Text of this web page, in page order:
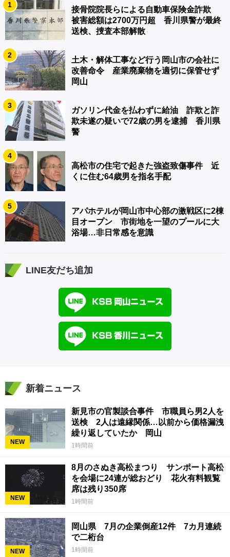
1
接骨院院長らによる自動車保険金詐欺
被害総額は2700万円超 香川県警が最終
送検、捜査本部解散
2
土木・解体工事など行う岡山市の会社に
改善命令 産業廃棄物を適切に保管せず
岡山
3
ガソリン代金を払わずに給油 詐欺と詐
欺未遂の疑いで72歳の男を逮捕 香川県
警
4
高松市の住宅で起きた強盗致傷事件 近
くに住む64歳男を指名手配
5
アパホテルが岡山市中心部の激戦区に2棟
目オープン 市街地を一望のプールに大
浴場…非日常感を意識
LINE友だち追加
新着ニュース
NEW
新見市の官製談合事件 市職員ら男2人を
送検 2人は遠縁関係…以前から価格漏洩
繰り返していたか 岡山
1時間前
NEW
8月のさぬき高松まつり サンポート高松
を会場に24連が総おどり 花火有料観覧
席は残り350席
1時間前
NEW
岡山県 7月の企業倒産12件 7カ月連続
で二桁台
1時間前